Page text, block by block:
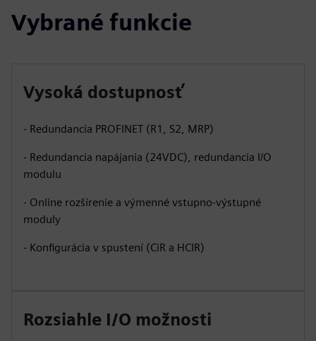
Vybrané funkcie
Vysoká dostupnosť
- Redundancia PROFINET (R1, S2, MRP)
- Redundancia napájania (24VDC), redundancia I/O
modulu
- Online rozšírenie a výmenné vstupno-výstupné
moduly
- Konfigurácia v spustení (CiR a HCIR)
Rozsiahle I/O možnosti